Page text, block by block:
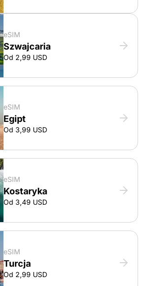
eSIM
Szwajcaria
Od 2,99 USD
eSIM
Egipt
Od 3,99 USD
eSIM
Kostaryka
Od 3,49 USD
eSIM
Turcja
Od 2,99 USD